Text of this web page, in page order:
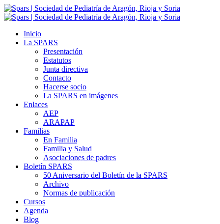
Inicio
La SPARS
Presentación
Estatutos
Junta directiva
Contacto
Hacerse socio
La SPARS en imágenes
Enlaces
AEP
ARAPAP
Familias
En Familia
Familia y Salud
Asociaciones de padres
Boletín SPARS
50 Aniversario del Boletín de la SPARS
Archivo
Normas de publicación
Cursos
Agenda
Blog